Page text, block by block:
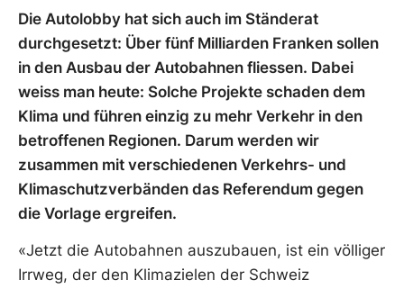
Die Autolobby hat sich auch im Ständerat
durchgesetzt: Über fünf Milliarden Franken sollen
in den Ausbau der Autobahnen fliessen. Dabei
weiss man heute: Solche Projekte schaden dem
Klima und führen einzig zu mehr Verkehr in den
betroffenen Regionen. Darum werden wir
zusammen mit verschiedenen Verkehrs- und
Klimaschutzverbänden das Referendum gegen
die Vorlage ergreifen.
«Jetzt die Autobahnen auszubauen, ist ein völliger
Irrweg, der den Klimazielen der Schweiz